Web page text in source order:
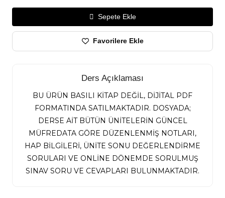
Sepete Ekle
Favorilere Ekle
Ders Açıklaması
BU ÜRÜN BASILI KİTAP DEĞİL, DİJİTAL PDF
FORMATINDA SATILMAKTADIR. DOSYADA;
DERSE AİT BÜTÜN ÜNİTELERİN GÜNCEL
MÜFREDATA GÖRE DÜZENLENMİŞ NOTLARI,
HAP BİLGİLERİ, ÜNİTE SONU DEĞERLENDİRME
SORULARI VE ONLİNE DÖNEMDE SORULMUŞ
SINAV SORU VE CEVAPLARI BULUNMAKTADIR.